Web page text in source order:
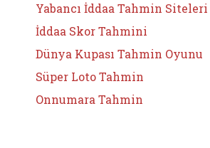
Yabancı İddaa Tahmin Siteleri
İddaa Skor Tahmini
Dünya Kupası Tahmin Oyunu
Süper Loto Tahmin
Onnumara Tahmin